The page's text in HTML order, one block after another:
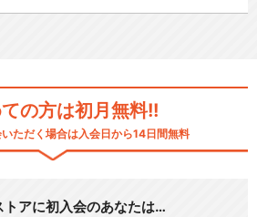
の方は初月無料!!
ただく場合は入会日から14日間無料
トアに初入会のあなたは…